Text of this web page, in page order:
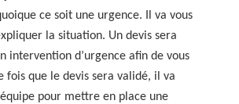
ce soit une urgence. Il va vous
la situation. Un devis sera
intervention d’urgence afin de vous
fois que le devis sera validé, il va
pour mettre en place une